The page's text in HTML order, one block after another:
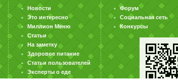
Новости
Это интересно
Миллион Меню
Статьи
На заметку
Здоровое питание
Статьи пользователей
Эксперты о еде
Форум
Социальная сеть
Конкурсы